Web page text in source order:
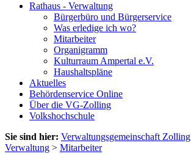
Rathaus - Verwaltung
Bürgerbüro und Bürgerservice
Was erledige ich wo?
Mitarbeiter
Organigramm
Kulturraum Ampertal e.V.
Haushaltspläne
Aktuelles
Behördenservice Online
Über die VG-Zolling
Volkshochschule
Sie sind hier: Verwaltungsgemeinschaft Zolling
Verwaltung > Mitarbeiter